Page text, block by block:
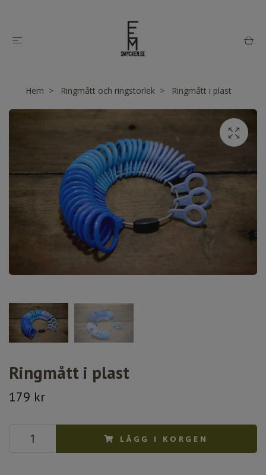
Hem Ringmått och ringstorlek Ringmått i plast
Ringmått i plast
179 kr
LÄGG I KORGEN